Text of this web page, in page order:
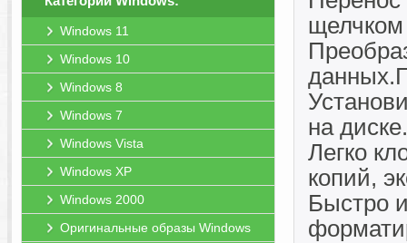
Windows 11
Windows 10
Windows 8
Windows 7
Windows Vista
Windows XP
Windows 2000
Оригинальные образы Windows
щелчком
на диске.
Легко
копий,
Быстро